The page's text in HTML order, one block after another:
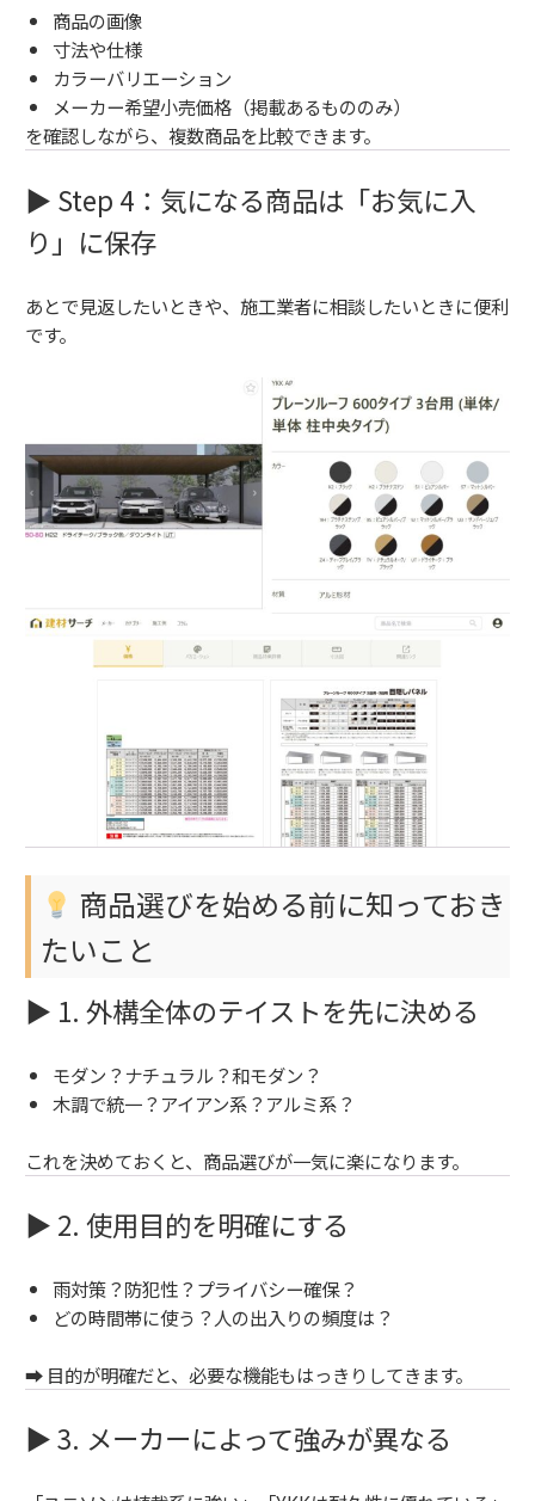
商品の画像
寸法や仕様
カラーバリエーション
メーカー希望小売価格（掲載あるもののみ）
を確認しながら、複数商品を比較できます。
▶ Step 4：気になる商品は「お気に入
り」に保存
あとで見返したいときや、施工業者に相談したいときに便利
です。
商品選びを始める前に知っておき
たいこと
▶ 1. 外構全体のテイストを先に決める
モダン？ナチュラル？和モダン？
木調で統一？アイアン系？アルミ系？
これを決めておくと、商品選びが一気に楽になります。
▶ 2. 使用目的を明確にする
雨対策？防犯性？プライバシー確保？
どの時間帯に使う？人の出入りの頻度は？
➡ 目的が明確だと、必要な機能もはっきりしてきます。
▶ 3. メーカーによって強みが異なる